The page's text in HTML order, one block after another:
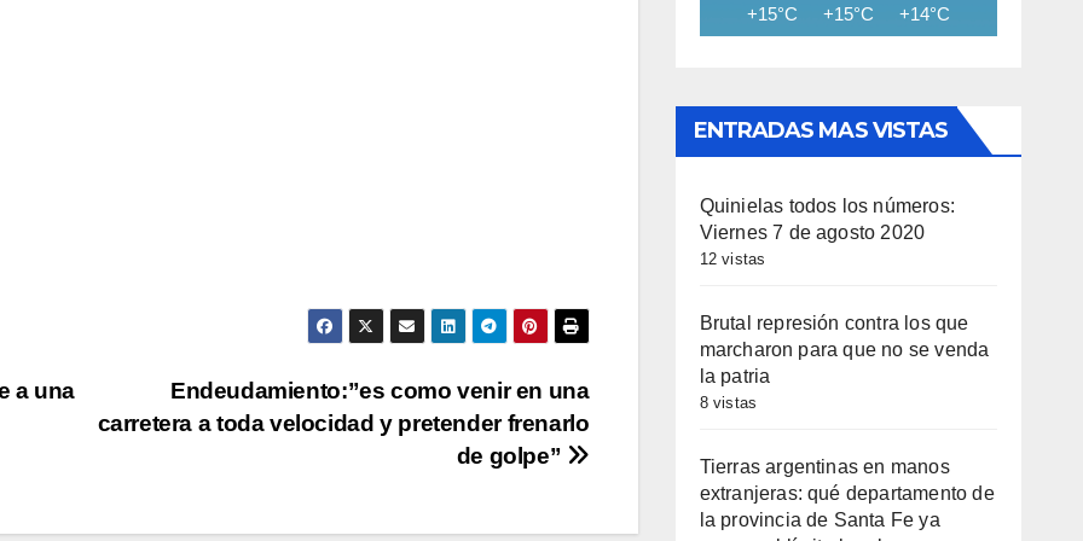
Endeudamiento:”es como venir en una
carretera a toda velocidad y pretender frenarlo
de golpe”
a una
+15°C +15°C +14°C
ENTRADAS MAS VISTAS
Quinielas todos los números:
Viernes 7 de agosto 2020
12 vistas
Brutal represión contra los que
marcharon para que no se venda
la patria
8 vistas
Tierras argentinas en manos
extranjeras: qué departamento de
la provincia de Santa Fe ya